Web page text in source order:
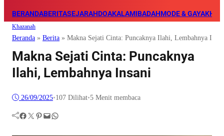
BERANDABERITASEJARAHDOAKALAMIBADAHMODE & GAYA
Khazanah
Beranda » Berita » Makna Sejati Cinta: Puncaknya Ilahi, Lembahnya
Makna Sejati Cinta: Puncaknya
Ilahi, Lembahnya Insani
26/09/2025•107 Dilihat•5 Menit membaca
Facebook Twitter Pinterest Mail WhatsApp